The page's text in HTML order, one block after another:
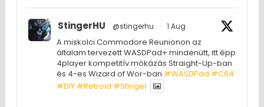
StingerHU @stingerhu · 1 Aug
A miskolci Commodore Reunionon az
általam tervezett WASDPad+ mindenütt, itt épp
4player kompetitív mókázás Straight-Up-ban
és 4-es Wizard of Wor-ban #WASDPad #C64
#DIY #Retroid #Stinger